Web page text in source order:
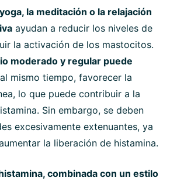
la meditación o la relajación
ayudan a reducir los niveles de
la activación de los mastocitos.
moderado y regular puede
mismo tiempo, favorecer la
lo que puede contribuir a la
Sin embargo, se deben
excesivamente extenuantes, ya
la liberación de histamina.
combinada con un estilo